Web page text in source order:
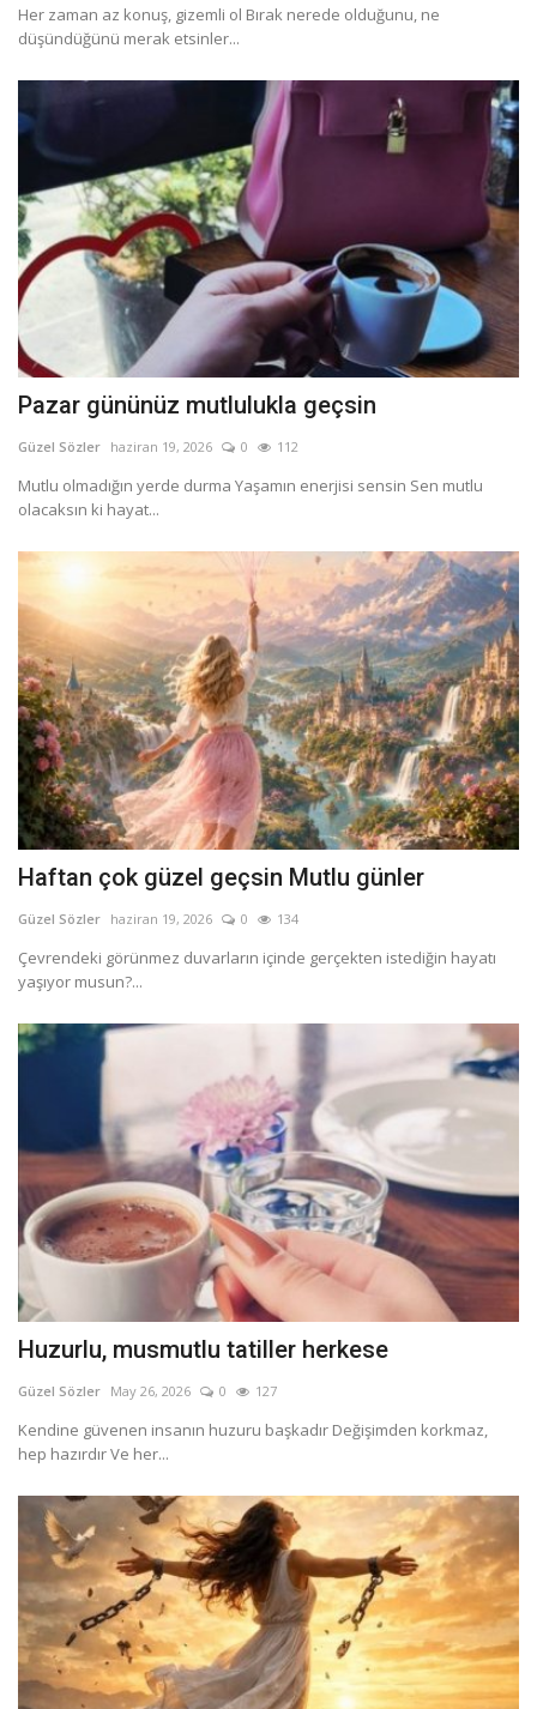
Her zaman az konuş, gizemli ol Bırak nerede olduğunu, ne
düşündüğünü merak etsinler...
Pazar gününüz mutlulukla geçsin
Güzel Sözler haziran 19, 2026 0 112
Mutlu olmadığın yerde durma Yaşamın enerjisi sensin Sen mutlu
olacaksın ki hayat...
Haftan çok güzel geçsin Mutlu günler
Güzel Sözler haziran 19, 2026 0 134
Çevrendeki görünmez duvarların içinde gerçekten istediğin hayatı
yaşıyor musun?...
Huzurlu, musmutlu tatiller herkese
Güzel Sözler May 26, 2026 0 127
Kendine güvenen insanın huzuru başkadır Değişimden korkmaz,
hep hazırdır Ve her...